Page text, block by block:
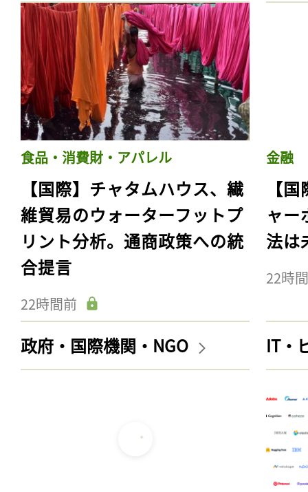
食品・消費財・アパレル
【国際】チャタムハウス、繊
維貿易のウォーターフットプ
リント分析。通商政策への統
合提言
22時間前
金融
【
ャー
法は
22時
政府・国際機関・NGO IT・